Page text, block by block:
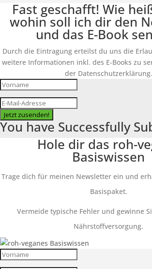
Fast geschafft! Wie
wohin soll ich dir den
und das E-Book
Durch die Eintragung erteilst du uns die
weitere Informationen inkl. des E-Books zu
der Datenschutzerklärung.
Jetzt zusenden!
You have Successfully
Hole dir das roh-
Basiswissen
Trage dich für meinen Newsletter ein und
Basispaket.
Vermeide typische Fehler und gewinne
Nährstoffversorgung.